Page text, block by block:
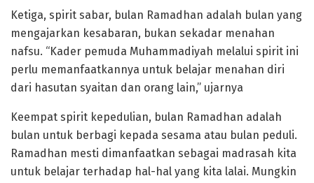
Ketiga, spirit sabar, bulan Ramadhan adalah bulan yang
mengajarkan kesabaran, bukan sekadar menahan
nafsu. “Kader pemuda Muhammadiyah melalui spirit ini
perlu memanfaatkannya untuk belajar menahan diri
dari hasutan syaitan dan orang lain,” ujarnya
Keempat spirit kepedulian, bulan Ramadhan adalah
bulan untuk berbagi kepada sesama atau bulan peduli.
Ramadhan mesti dimanfaatkan sebagai madrasah kita
untuk belajar terhadap hal-hal yang kita lalai. Mungkin